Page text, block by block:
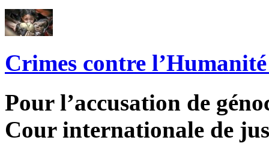
Crimes contre
Pour l’accusation de
Cour internationale de